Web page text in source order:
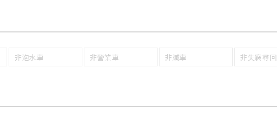
非泡水車 非營業車 非贓車 非失竊尋